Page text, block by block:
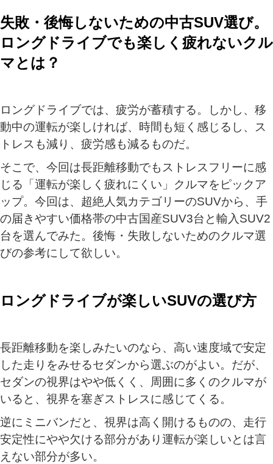
失敗・後悔しないための中古SUV選び。
ロングドライブでも楽しく疲れないクル
マとは？
ロングドライブでは、疲労が蓄積する。しかし、移
動中の運転が楽しければ、時間も短く感じるし、ス
トレスも減り、疲労感も減るものだ。
そこで、今回は長距離移動でもストレスフリーに感
じる「運転が楽しく疲れにくい」クルマをピックア
ップ。今回は、超絶人気カテゴリーのSUVから、手
の届きやすい価格帯の中古国産SUV3台と輸入SUV2
台を選んでみた。後悔・失敗しないためのクルマ選
びの参考にして欲しい。
ロングドライブが楽しいSUVの選び方
長距離移動を楽しみたいのなら、高い速度域で安定
した走りをみせるセダンから選ぶのがよい。だが、
セダンの視界はやや低くく、周囲に多くのクルマが
いると、視界を塞ぎストレスに感じてくる。
逆にミニバンだと、視界は高く開けるものの、走行
安定性にやや欠ける部分があり運転が楽しいとは言
えない部分が多い。